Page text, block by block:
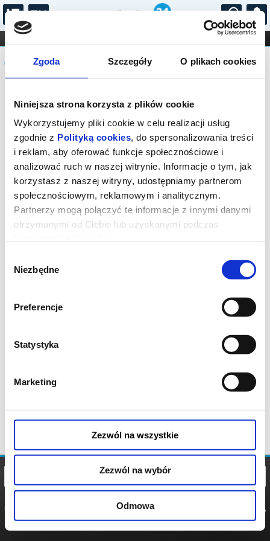
Zgoda Szczegóły O plikach cookies
Niniejsza strona korzysta z plików cookie
Wykorzystujemy pliki cookie w celu realizacji usług
zgodnie z Polityką cookies, do spersonalizowania treści
i reklam, aby oferować funkcje społecznościowe i
analizować ruch w naszej witrynie. Informacje o tym, jak
korzystasz z naszej witryny, udostępniamy partnerom
społecznościowym, reklamowym i analitycznym.
Partnerzy mogą połączyć te informacje z innymi danymi
otrzymanymi od Ciebie lub uzyskanymi podczas
zgody
Niezbędne
Preferencje
Statystyka
Marketing
Zezwól na wszystkie
Zezwól na wybór
Odmowa
...
FILHARMONIA OPERA I BALET
STAND-UP
DLA DZIECI
Komunikat
Sprzedaż on-line została zakończona,
sprawdź dostępność biletów w kasie.
POLITYKA
POLITYKA